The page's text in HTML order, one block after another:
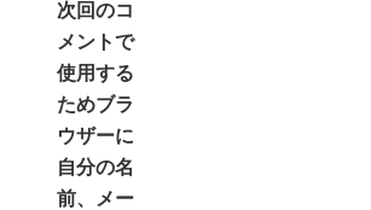
次回のコ
メントで
使用する
ためブラ
ウザーに
自分の名
前、メー